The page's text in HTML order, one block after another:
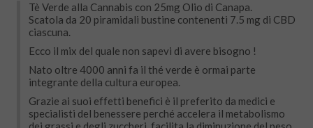
Tè Verde alla Cannabis con 25mg Olio di Canapa.
Scatola da 20 piramidali bustine contenenti 7.5 mg di CBD
ciascuna.
Ecco il mix del quale non sapevi di avere bisogno !
Nato oltre 4000 anni fa il thé verde è ormai parte
integrante della cultura europea.
Grazie ai suoi effetti benefici è il preferito da medici e
specialisti del benessere perché accelera il metabolismo